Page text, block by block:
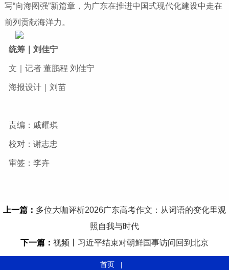
写“向海图强”新篇章，为广东在推进中国式现代化建设中走在
前列贡献海洋力。
统筹｜刘佳宁
文｜记者 董鹏程 刘佳宁
海报设计｜刘苗
责编：戚耀琪
校对：谢志忠
审签：李卉
上一篇： 多位大咖评析2026广东高考作文：从词语的变化里观
照自我与时代
下一篇： 视频丨习近平结束对朝鲜国事访问回到北京
首页 |